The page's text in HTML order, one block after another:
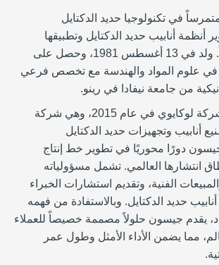
في تكنولوجيا حديد الدكتايل
أنابيب حديد الدكتايل وتطبيقها
ولد في 13 أغسطس 1981، وحصل على
في علوم المواد والهندسة مع تخصص فرعي
من جامعة نيفادا في رينو.
منذ انضمامه إلى شركة لوكايوي في عام 2015، وهي شركة
أنابيب وتجهيزات حديد الدكتايل
دورًا محوريًا في تطوير خط إنتاج
انتشارها العالمي. تشمل مسؤولياته
الفنية، وتقديم استشارات الخبراء
حديد الدكتايل. وبالاستفادة من فهمه
يقدم جيسون حلولاً مصممة خصيصاً للعملاء
مما يضمن الأداء الأمثل وطول عمر